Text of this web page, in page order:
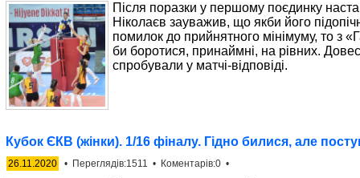
Після поразки у першому поєдинку
Ніколаєв зауважив, що якби його
помилок до прийнятного мінімуму, то з
би боротися, принаймні, на рівних.
спробували у матчі-відповіді.
Кубок ЄКВ (жінки). 1/16 фіналу. Гідно билися, але
26.11.2020 • Переглядів:1511 • Коментарів:0 •